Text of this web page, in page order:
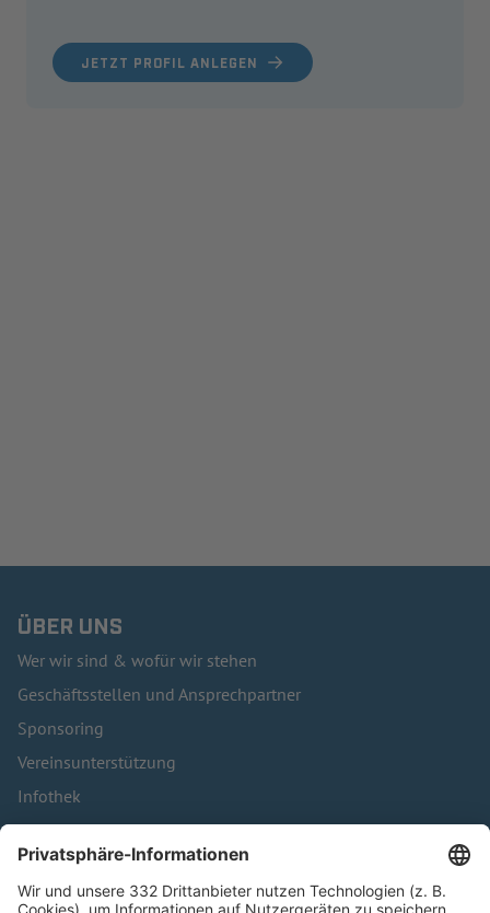
JETZT PROFIL ANLEGEN
ÜBER UNS
Wer wir sind & wofür wir stehen
Geschäftsstellen und Ansprechpartner
Sponsoring
Vereinsunterstützung
Infothek
Kontakt
HÄUFIG BESUCHTE SEITEN